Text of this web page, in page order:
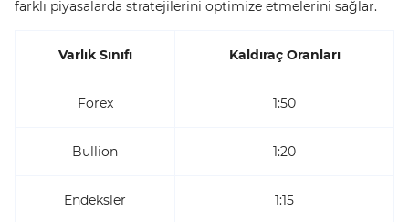
farklı piyasalarda stratejilerini optimize etmelerini sağlar.
Varlık Sınıfı Kaldıraç Oranları
Forex 1:50
Bullion 1:20
Endeksler 1:15